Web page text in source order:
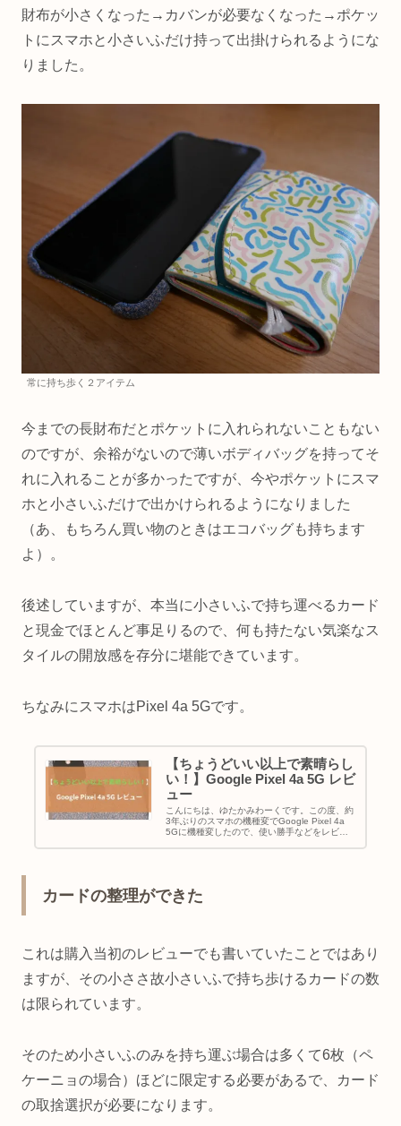
財布が小さくなった→カバンが必要なくなった→ポケッ
トにスマホと小さいふだけ持って出掛けられるようにな
りました。
常に持ち歩く２アイテム
今までの長財布だとポケットに入れられないこともない
のですが、余裕がないので薄いボディバッグを持ってそ
れに入れることが多かったですが、今やポケットにスマ
ホと小さいふだけで出かけられるようになりました
（あ、もちろん買い物のときはエコバッグも持ちます
よ）。
後述していますが、本当に小さいふで持ち運べるカード
と現金でほとんど事足りるので、何も持たない気楽なス
タイルの開放感を存分に堪能できています。
ちなみにスマホはPixel 4a 5Gです。
【ちょうどいい以上で素晴らし
い！】Google Pixel 4a 5G レビ
ュー
こんにちは、ゆたかみわーくです。この度、約
3年ぶりのスマホの機種変でGoogle Pixel 4a
5Gに機種変したので、使い勝手などをレビュ
カードの整理ができた
これは購入当初のレビューでも書いていたことではあり
ますが、その小ささ故小さいふで持ち歩けるカードの数
は限られています。
そのため小さいふのみを持ち運ぶ場合は多くて6枚（ペ
ケーニョの場合）ほどに限定する必要があるで、カード
の取捨選択が必要になります。